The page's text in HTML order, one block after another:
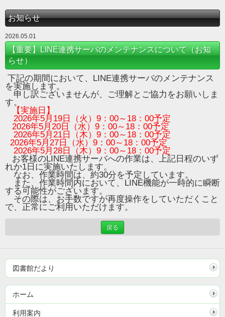
お知らせ
2026.05.01
【重要】LINE連携サーバのメンテナンスについて（お知
らせ）
下記の期間において、LINE連携サーバのメンテナンス
を実施します。
申し訳ございませんが、ご理解とご協力をお願いしま
す。
【実施日】
2026年5月19日（火）9：00～18：00予定
2026年5月20日（水）9：00～18：00予定
2026年5月21日（木）9：00～18：00予定
2026年5月27日（水）9：00～18：00予定
2026年5月28日（木）9：00～18：00予定
お客様のLINE連携サーバへの作業は、上記日程のいず
れか1日に実施いたします。
なお、作業時間は、約30分を予定しています。
また、 作業時間内において、LINE機能が一時的に瞬断
する可能性がございます。
その際は、お手数ですが再度操作をしていただくこと
で、正常にご利用いただけます。
戻る
図書館だより
ホーム
利用案内